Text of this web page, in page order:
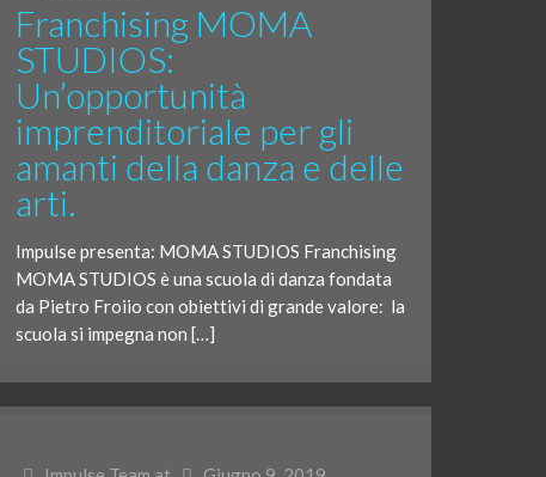
Franchising MOMA
STUDIOS:
Un’opportunità
imprenditoriale per gli
amanti della danza e delle
arti.
Impulse presenta: MOMA STUDIOS Franchising
MOMA STUDIOS è una scuola di danza fondata
da Pietro Froiio con obiettivi di grande valore: la
scuola si impegna non […]